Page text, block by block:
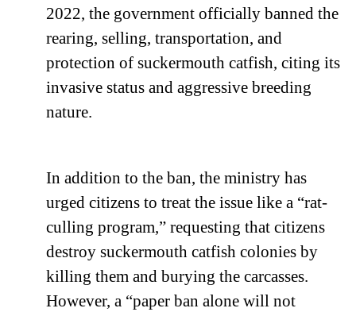
2022, the government officially banned the
rearing, selling, transportation, and
protection of suckermouth catfish, citing its
invasive status and aggressive breeding
nature.
In addition to the ban, the ministry has
urged citizens to treat the issue like a “rat-
culling program,” requesting that citizens
destroy suckermouth catfish colonies by
killing them and burying the carcasses.
However, a “paper ban alone will not